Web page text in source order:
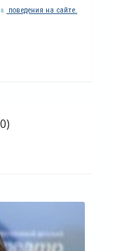
поведения на сайте.